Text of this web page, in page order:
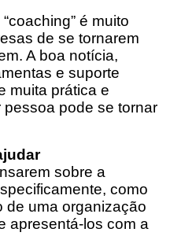
é muito
de se tornarem
A boa notícia,
e suporte
muita prática e
pode se tornar
sobre a
como
de uma organização
apresentá-los com a